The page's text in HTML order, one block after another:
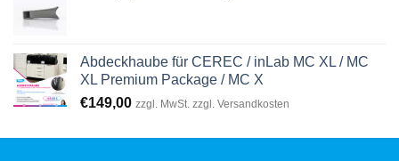
Abdeckhaube für CEREC / inLab MC XL / MC
XL Premium Package / MC X
€149,00 zzgl. MwSt. zzgl. Versandkosten